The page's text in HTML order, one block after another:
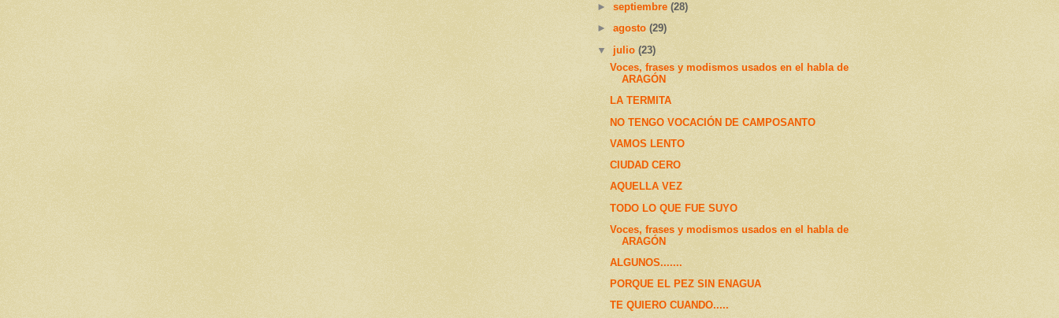
►septiembre(28)
►agosto(29)
▼julio(23)
Voces, frases y modismos usados en el habla de
ARAGÓN
LA TERMITA
NO TENGO VOCACIÓN DE CAMPOSANTO
VAMOS LENTO
CIUDAD CERO
AQUELLA VEZ
TODO LO QUE FUE SUYO
Voces, frases y modismos usados en el habla de
ARAGÓN
ALGUNOS.......
PORQUE EL PEZ SIN ENAGUA
TE QUIERO CUANDO.....